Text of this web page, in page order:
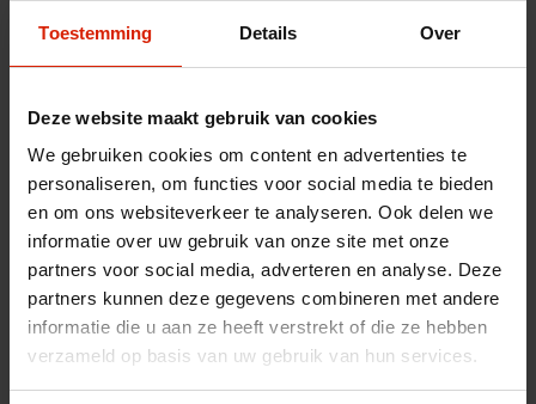
Toestemming Details Over
Deze website maakt gebruik van cookies
We gebruiken cookies om content en advertenties te
personaliseren, om functies voor social media te bieden
en om ons websiteverkeer te analyseren. Ook delen we
informatie over uw gebruik van onze site met onze
partners voor social media, adverteren en analyse. Deze
partners kunnen deze gegevens combineren met andere
informatie die u aan ze heeft verstrekt of die ze hebben
verzameld op basis van uw gebruik van hun services.
Contact
nl
fr es